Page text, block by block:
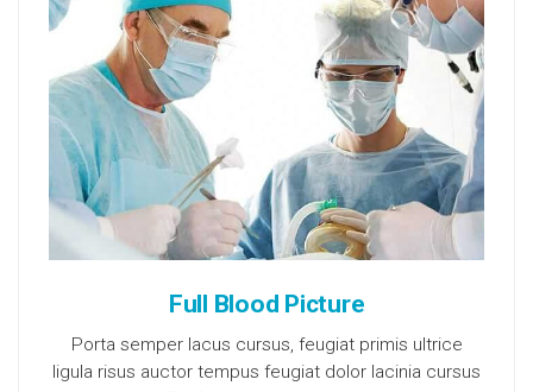
Full Blood Picture
Porta semper lacus cursus, feugiat primis ultrice
ligula risus auctor tempus feugiat dolor lacinia cursus